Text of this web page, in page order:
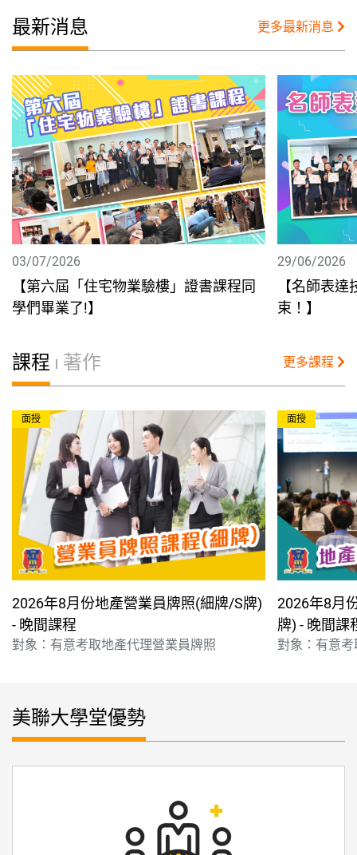
最新消息 更多最新消息
03/07/2026
【第六屆「住宅物業驗樓」證書課程同
學們畢業了!】
29/06/2026
【名師表
束！】
課程 著作 更多課程
面授
2026年8月份地產營業員牌照(細牌/S牌)
- 晚間課程
對象：有意考取地產代理營業員牌照
面授
2026年8月
牌) - 晚間課
對象：有意
美聯大學堂優勢